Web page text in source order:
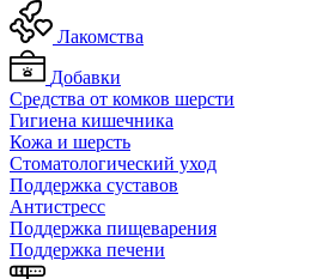
Лакомства
Добавки
Средства от комков шерсти
Гигиена кишечника
Кожа и шерсть
Cтоматологический уход
Поддержка суставов
Антистресс
Поддержка пищеварения
Поддержка печени